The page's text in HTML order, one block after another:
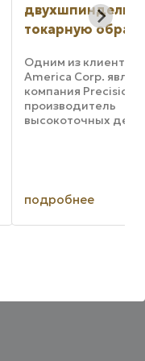
токарную
Одним из клиентов
America Corp.
компания Precision
производитель
высокоточных
для станков,
упростило
подробнее